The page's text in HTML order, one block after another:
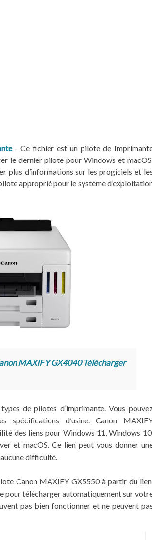
- Ce fichier est un pilote de
le dernier pilote pour Windows et
plus d’informations sur les progiciels et les
approprié pour le système
MAXIFY GX4040 Télécharger
de pilotes d’imprimante. Vous
d’usine. Canon
des liens pour Windows 11, Windows
et macOS. Ce lien peut vous donner
difficulté.
Canon MAXIFY GX5550 à partir du
pour télécharger automatiquement sur
pas bien fonctionner et ne peuvent pas